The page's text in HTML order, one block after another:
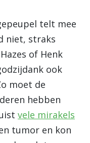
telt mee
niet, straks
of Henk
ook
moet de
hebben
vele mirakels
tumor en kon